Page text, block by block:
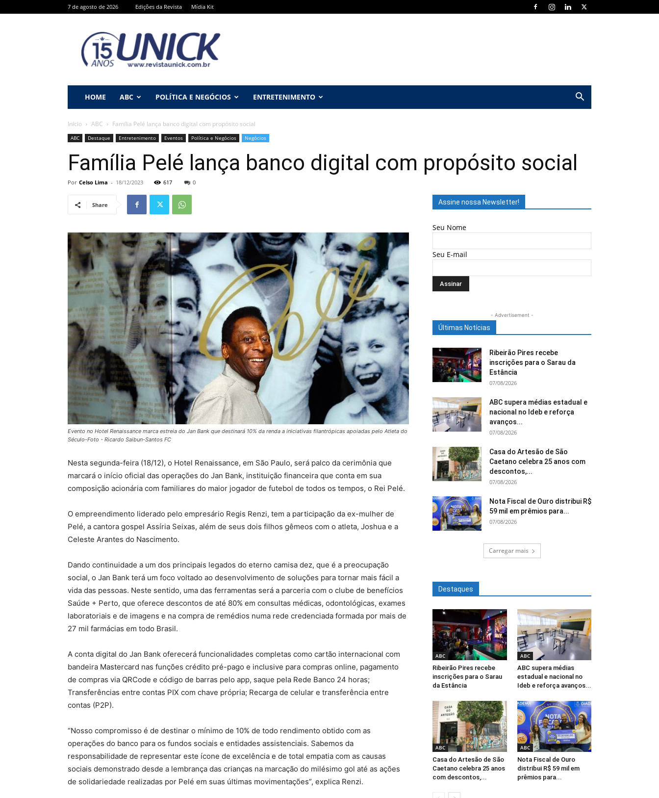
7 de agosto de 2026 Edições da Revista Mídia Kit
Revista
Unick
HOME ABC POLÍTICA E NEGÓCIOS ENTRETENIMENTO
Início ABC Família Pelé lança banco digital com propósito social
ABC Destaque Entretenimento Eventos Política e Negócios Negócios
Família Pelé lança banco digital com propósito social
Por Celso Lima - 18/12/2023 617 0
Share
Evento no Hotel Renaissance marca estreia do Jan Bank que destinará 10% da renda a iniciativas filantrópicas apoiadas pelo Atleta do
Século-Foto - Ricardo Saibun-Santos FC
Nesta segunda-feira (18/12), o Hotel Renaissance, em São Paulo, será palco da cerimônia que
marcará o início oficial das operações do Jan Bank, instituição financeira que conta em sua
composição acionária com familiares do maior jogador de futebol de todos os tempos, o Rei Pelé.
O empreendimento liderado pelo empresário Regis Renzi, tem a participação da ex-mulher de
Pelé, a cantora gospel Assíria Seixas, além de seus dois filhos gêmeos com o atleta, Joshua e a
Celeste Arantes do Nascimento.
Dando continuidade a um dos principais legados do eterno camisa dez, que é a preocupação
social, o Jan Bank terá um foco voltado ao desenvolvimento de soluções para tornar mais fácil a
vida das pessoas. Neste sentido, uma das ferramentas será a parceria com o clube de benefícios
Saúde + Perto, que oferece descontos de até 80% em consultas médicas, odontológicas, exames
laboratoriais e de imagens e na compra de remédios numa rede credenciada formada por mais de
27 mil farmácias em todo Brasil.
A conta digital do Jan Bank oferecerá funcionalidades completas como cartão internacional com
bandeira Mastercard nas funções crédito pré-pago e inclusive para compras online, pagamento
de compras via QRCode e código de barras pelo app, saque pela Rede Banco 24 horas;
Transferências entre contas PIX com chave própria; Recarga de celular e transferência entre
contas (P2P).
“Nosso compromisso é de destinar o mínimo de 10% de todo rendimento obtido com as
operações do banco para os fundos sociais e entidades assistenciais. Sabemos da
responsabilidade de representar este ícone de excelência e de total empatia com as causas
sociais demonstrado desde a lembrança das crianças na marcação do milésimo gol até as ações
de solidariedade realizadas por Pelé em suas últimas movimentações”, explica Renzi.
Assine nossa Newsletter!
Seu Nome
Seu E-mail
- Advertisement -
Últimas Notícias
Ribeirão Pires recebe
inscrições para o Sarau da
Estância
07/08/2026
ABC supera médias estadual e
nacional no Ideb e reforça
avanços...
07/08/2026
Casa do Artesão de São
Caetano celebra 25 anos com
descontos,...
07/08/2026
Nota Fiscal de Ouro distribui R$
59 mil em prêmios para...
07/08/2026
Carregar mais
Destaques
ABC
Ribeirão Pires recebe
inscrições para o Sarau
da Estância
ABC
ABC supera médias
estadual e nacional no
Ideb e reforça avanços...
ABC
Casa do Artesão de São
Caetano celebra 25 anos
com descontos,...
ABC
Nota Fiscal de Ouro
distribui R$ 59 mil em
prêmios para...